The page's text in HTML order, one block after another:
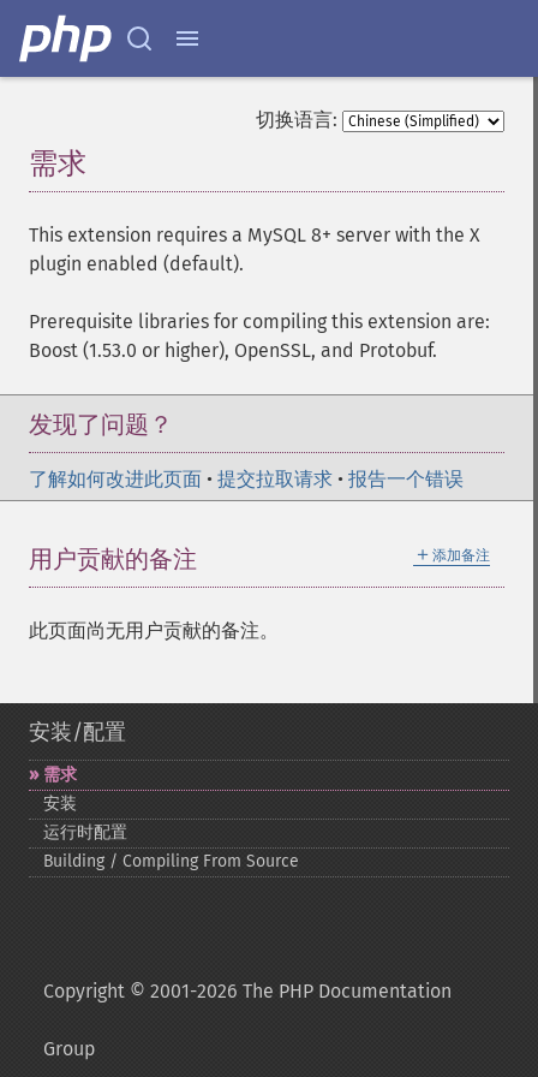
切换语言:
需求
This extension requires a MySQL 8+ server with the X
plugin enabled (default).
Prerequisite libraries for compiling this extension are:
Boost (1.53.0 or higher), OpenSSL, and Protobuf.
发现了问题？
了解如何改进此页面 • 提交拉取请求 • 报告一个错误
＋ 添加备注
用户贡献的备注
此页面尚无用户贡献的备注。
安装/配置
需求
安装
运行时配置
Building / Compiling From Source
Copyright © 2001-2026 The PHP Documentation
Group